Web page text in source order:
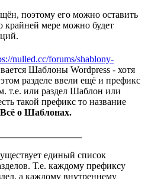
поэтому его можно оставить
крайней мере можно будет
nulled.cc/forums/shablony-
Шаблоны Wordpress - хотя
разделе ввели ещё и префикс
т.е. или раздел Шаблон или
такой префикс то название
Всё о Шаблонах.
единый список
Т.е. каждому префиксу
а каждому внутреннему